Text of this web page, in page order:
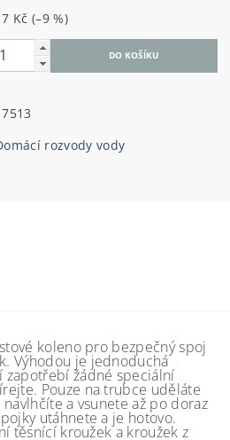
Kč(–9 %)
rozvody vody
koleno pro bezpečný spoj
Výhodou je jednoduchá
zapotřebí žádné speciální
Pouze na trubce uděláte
a vsunete až po doraz
utáhnete a je hotovo.
těsnící kroužek a kroužek z